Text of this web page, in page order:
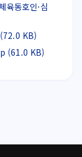
육동호인·심
KB)
(61.0 KB)